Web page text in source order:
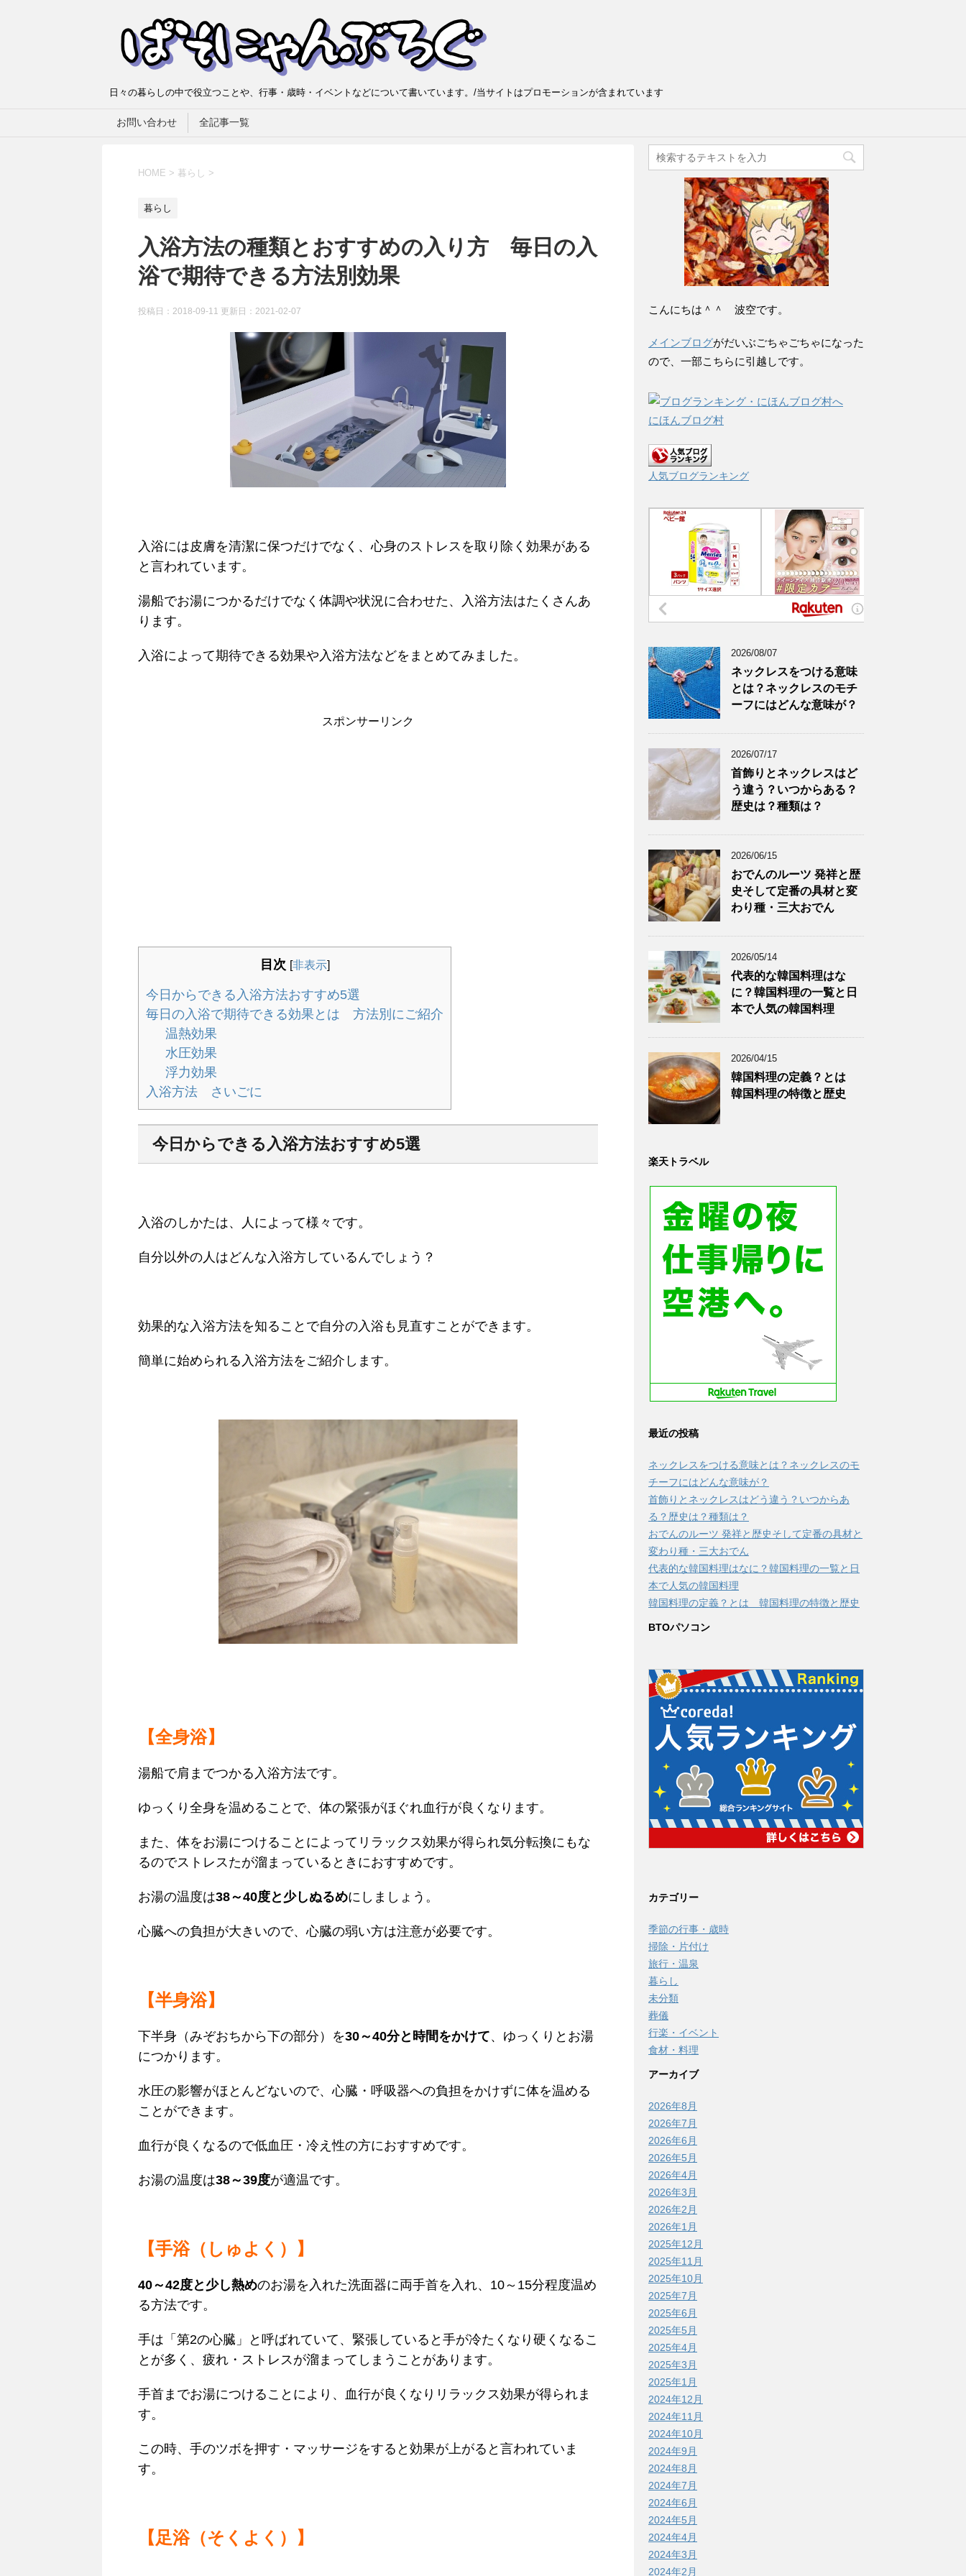
日々の暮らしの中で役立つことや、行事・歳時・イベントなどについて書いています。/当サイトはプロモーションが含まれています
お問い合わせ 全記事一覧
HOME > 暮らし >
暮らし
入浴方法の種類とおすすめの入り方 毎日の入
浴で期待できる方法別効果
投稿日：2018-09-11 更新日： 2021-02-07
入浴には皮膚を清潔に保つだけでなく、心身のストレスを取り除く効果がある
と言われています。
湯船でお湯につかるだけでなく体調や状況に合わせた、入浴方法はたくさんあ
ります。
入浴によって期待できる効果や入浴方法などをまとめてみました。
スポンサーリンク
目次 [非表示]
今日からできる入浴方法おすすめ5選
毎日の入浴で期待できる効果とは 方法別にご紹介
温熱効果
水圧効果
浮力効果
入浴方法 さいごに
今日からできる入浴方法おすすめ5選
入浴のしかたは、人によって様々です。
自分以外の人はどんな入浴方しているんでしょう？
効果的な入浴方法を知ることで自分の入浴も見直すことができます。
簡単に始められる入浴方法をご紹介します。
【全身浴】
湯船で肩までつかる入浴方法です。
ゆっくり全身を温めることで、体の緊張がほぐれ血行が良くなります。
また、体をお湯につけることによってリラックス効果が得られ気分転換にもな
るのでストレスたが溜まっているときにおすすめです。
お湯の温度は38～40度と少しぬるめにしましょう。
心臓への負担が大きいので、心臓の弱い方は注意が必要です。
【半身浴】
下半身（みぞおちから下の部分）を30～40分と時間をかけて、ゆっくりとお湯
につかります。
水圧の影響がほとんどないので、心臓・呼吸器への負担をかけずに体を温める
ことができます。
血行が良くなるので低血圧・冷え性の方におすすめです。
お湯の温度は38～39度が適温です。
【手浴（しゅよく）】
40～42度と少し熱めのお湯を入れた洗面器に両手首を入れ、10～15分程度温め
る方法です。
手は「第2の心臓」と呼ばれていて、緊張していると手が冷たくなり硬くなるこ
とが多く、疲れ・ストレスが溜まってしまうことがあります。
手首までお湯につけることにより、血行が良くなりリラックス効果が得られま
す。
この時、手のツボを押す・マッサージをすると効果が上がると言われていま
す。
【足浴（そくよく）】
こんにちは＾＾ 波空です。
メインブログがだいぶごちゃごちゃになった
ので、一部こちらに引越しです。
にほんブログ村
人気ブログランキング
2026/08/07
ネックレスをつける意味
とは？ネックレスのモチ
ーフにはどんな意味が？
2026/07/17
首飾りとネックレスはど
う違う？いつからある？
歴史は？種類は？
2026/06/15
おでんのルーツ 発祥と歴
史そして定番の具材と変
わり種・三大おでん
2026/05/14
代表的な韓国料理はな
に？韓国料理の一覧と日
本で人気の韓国料理
2026/04/15
韓国料理の定義？とは
韓国料理の特徴と歴史
楽天トラベル
最近の投稿
ネックレスをつける意味とは？ネックレスのモ
チーフにはどんな意味が？
首飾りとネックレスはどう違う？いつからあ
る？歴史は？種類は？
おでんのルーツ 発祥と歴史そして定番の具材と
変わり種・三大おでん
代表的な韓国料理はなに？韓国料理の一覧と日
本で人気の韓国料理
韓国料理の定義？とは 韓国料理の特徴と歴史
BTOパソコン
カテゴリー
季節の行事・歳時
掃除・片付け
旅行・温泉
暮らし
未分類
葬儀
行楽・イベント
食材・料理
アーカイブ
2026年8月
2026年7月
2026年6月
2026年5月
2026年4月
2026年3月
2026年2月
2026年1月
2025年12月
2025年11月
2025年10月
2025年7月
2025年6月
2025年5月
2025年4月
2025年3月
2025年1月
2024年12月
2024年11月
2024年10月
2024年9月
2024年8月
2024年7月
2024年6月
2024年5月
2024年4月
2024年3月
2024年2月